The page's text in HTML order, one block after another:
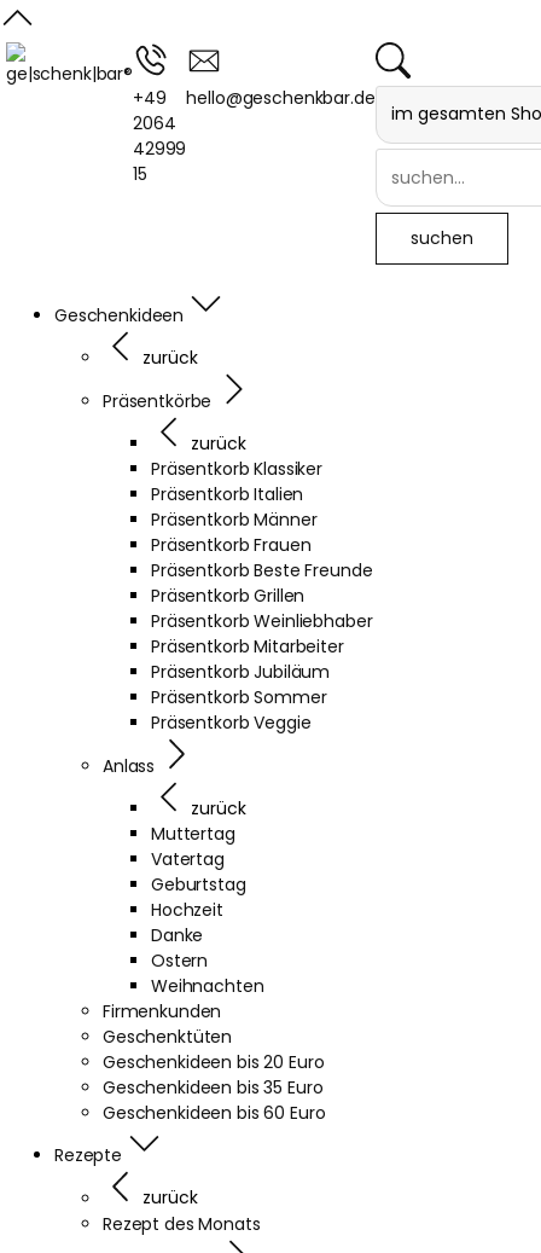
+49
2064
42999
15
hello@geschenkbar.de
Geschenkideen
zurück
Präsentkörbe
zurück
Präsentkorb Klassiker
Präsentkorb Italien
Präsentkorb Männer
Präsentkorb Frauen
Präsentkorb Beste Freunde
Präsentkorb Grillen
Präsentkorb Weinliebhaber
Präsentkorb Mitarbeiter
Präsentkorb Jubiläum
Präsentkorb Sommer
Präsentkorb Veggie
Anlass
zurück
Muttertag
Vatertag
Geburtstag
Hochzeit
Danke
Ostern
Weihnachten
Firmenkunden
Geschenktüten
Geschenkideen bis 20 Euro
Geschenkideen bis 35 Euro
Geschenkideen bis 60 Euro
Rezepte
zurück
Rezept des Monats